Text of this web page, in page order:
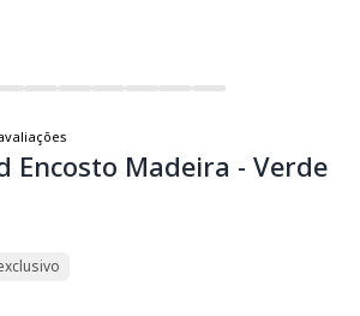
Encosto Madeira - Verde